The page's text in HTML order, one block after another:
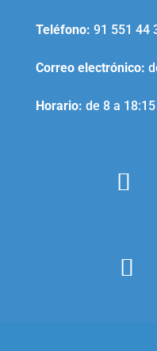
Teléfono: 91 551 44
Correo electrónico:
Horario: de 8 a